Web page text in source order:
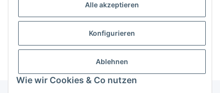
Alle akzeptieren
Konfigurieren
Ablehnen
Wie wir Cookies & Co nutzen